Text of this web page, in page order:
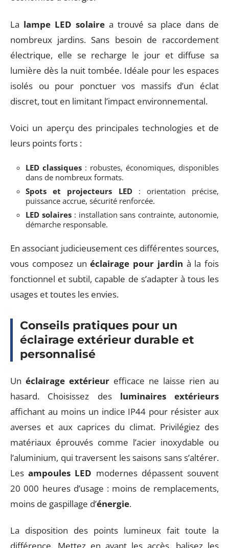
La lampe LED solaire a trouvé sa place dans de
nombreux jardins. Sans besoin de raccordement
électrique, elle se recharge le jour et diffuse sa
lumière dès la nuit tombée. Idéale pour les espaces
isolés ou pour ponctuer vos massifs d’un éclat
discret, tout en limitant l’impact environnemental.
Voici un aperçu des principales technologies et de
leurs points forts :
LED classiques : robustes, économiques, disponibles
dans de nombreux formats.
Spots et projecteurs LED: orientation précise,
puissance accrue, sécurité renforcée.
LED solaires: installation sans contrainte, autonomie,
démarche responsable.
En associant judicieusement ces différentes sources,
vous composez unéclairage pour jardin à la fois
fonctionnel et subtil, capable de s’adapter à tous les
usages et toutes les envies.
Conseils pratiques pour un
éclairage extérieur durable et
personnalisé
Un éclairage extérieur efficace ne laisse rien au
hasard. Choisissez des luminaires extérieurs
affichant au moins un indice IP44 pour résister aux
averses et aux caprices du climat. Privilégiez des
matériaux éprouvés comme l’acier inoxydable ou
l’aluminium, qui traversent les saisons sans s’altérer.
Lesampoules LED modernes dépassent souvent
20 000 heures d’usage : moins de remplacements,
moins de gaspillage d’énergie.
La disposition des points lumineux fait toute la